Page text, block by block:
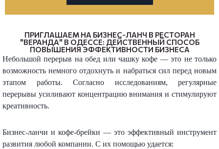
ПРИГЛАШАЕМ НА БИЗНЕС-ЛАНЧ В РЕСТОРАН
"ВЕРАНДА" В ОДЕССЕ: ДЕЙСТВЕННЫЙ СПОСОБ
ПОВЫШЕНИЯ ЭФФЕКТИВНОСТИ БИЗНЕСА
Небольшой перерыв на обед или чашку кофе — это не только
возможность немного отдохнуть и набраться сил перед новым
этапом работы. Согласно исследованиям, регулярные
перерывы усиливают концентрацию внимания и стимулируют
креативность.
Бизнес-ланчи и кофе-брейки — это эффективный инструмент
развития любой компании. С их помощью удается: